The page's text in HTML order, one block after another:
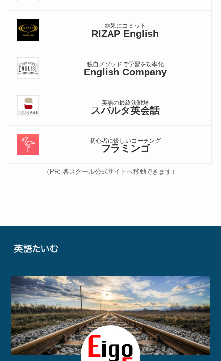
結果にコミット
RIZAP English
独自メソッドで学習を効率化
English Company
英語の最終決戦場
スパルタ英会話
初心者に優しいコーチング
フラミンゴ
（PR: 各スクール公式サイトへ移動できます）